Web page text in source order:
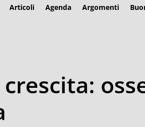
Articoli Agenda Argomenti